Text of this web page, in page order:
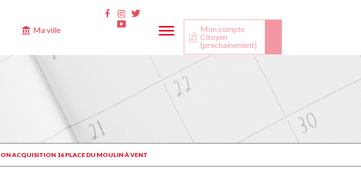
Ma ville
Facebook
InstaTwitter
Youtube
Mon compte
Citoyen
(prochainement)
ACQUISITION 16 PLACE DU MOULIN À VENT